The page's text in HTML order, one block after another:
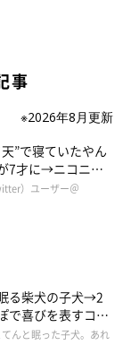
事
※2026年8月更新
”で寝ていたやん
7才に→ニコニ
魅力のコに成
）ユーザー＠
る柴犬の子犬→2
で喜びを表すコに
んと眠った子犬。あれ